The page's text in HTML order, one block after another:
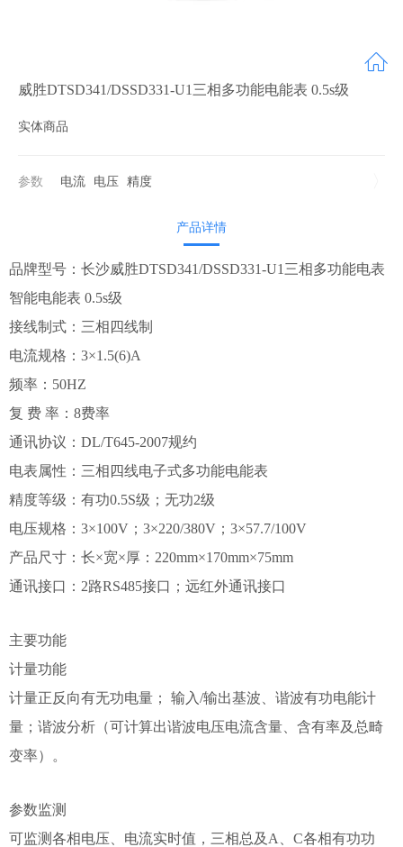
威胜DTSD341/DSSD331-U1三相多功能电能表 0.5s级
实体商品
参数 电流 电压 精度
产品详情
品牌型号：长沙威胜DTSD341/DSSD331-U1三相多功能电表
智能电能表 0.5s级
接线制式：三相四线制
电流规格：3×1.5(6)A
频率：50HZ
复 费 率：8费率
通讯协议：DL/T645-2007规约
电表属性：三相四线电子式多功能电能表
精度等级：有功0.5S级；无功2级
电压规格： 3×100V； 3×220/380V；3×57.7/100V
产品尺寸：长×宽×厚：220mm×170mm×75mm
通讯接口：2路RS485接口；远红外通讯接口
主要功能
计量功能
计量正反向有无功电量； 输入/输出基波、谐波有功电能计
量；谐波分析（可计算出谐波电压电流含量、含有率及总畸
变率）。
参数监测
可监测各相电压、电流实时值，三相总及A、C各相有功功